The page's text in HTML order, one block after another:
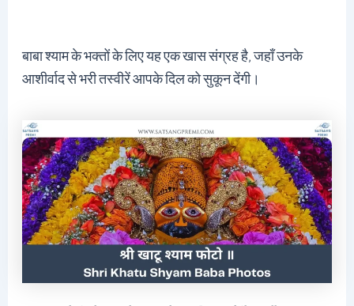
बाबा श्याम के भक्तों के लिए यह एक खास संग्रह है, जहाँ उनके
आशीर्वाद से भरी तस्वीरें आपके दिल को सुकून देंगी।